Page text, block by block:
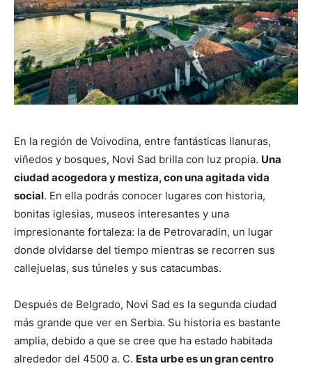
En la región de Voivodina, entre fantásticas llanuras,
viñedos y bosques, Novi Sad brilla con luz propia. Una
ciudad acogedora y mestiza, con una agitada vida
social. En ella podrás conocer lugares con historia,
bonitas iglesias, museos interesantes y una
impresionante fortaleza: la de Petrovaradin, un lugar
donde olvidarse del tiempo mientras se recorren sus
callejuelas, sus túneles y sus catacumbas.
Después de Belgrado, Novi Sad es la segunda ciudad
más grande que ver en Serbia. Su historia es bastante
amplia, debido a que se cree que ha estado habitada
alrededor del 4500 a. C. Esta urbe es un gran centro